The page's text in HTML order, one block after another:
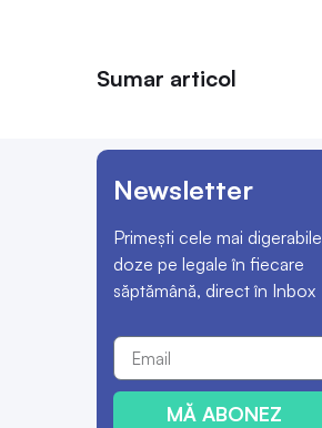
Sumar articol
Newsletter
Primești cele mai digerabile
doze pe legale în fiecare
săptămână, direct în Inbox
MĂ ABONEZ